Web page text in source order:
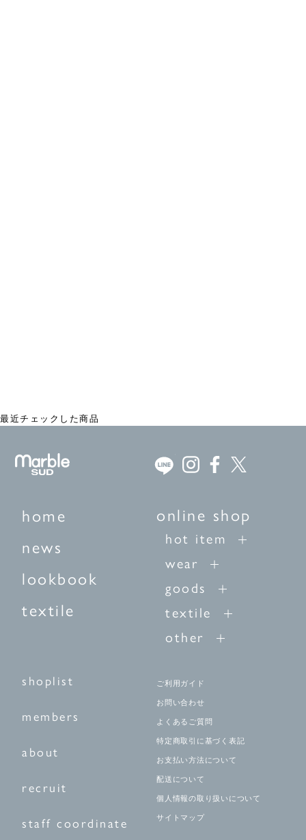
最近チェックした商品
home
news
lookbook
textile
online shop
hot item
wear
goods
textile
other
shoplist
members
about
recruit
staff coordinate
ご利用ガイド
お問い合わせ
よくあるご質問
特定商取引に基づく表記
お支払い方法について
配送について
個人情報の取り扱いについて
サイトマップ